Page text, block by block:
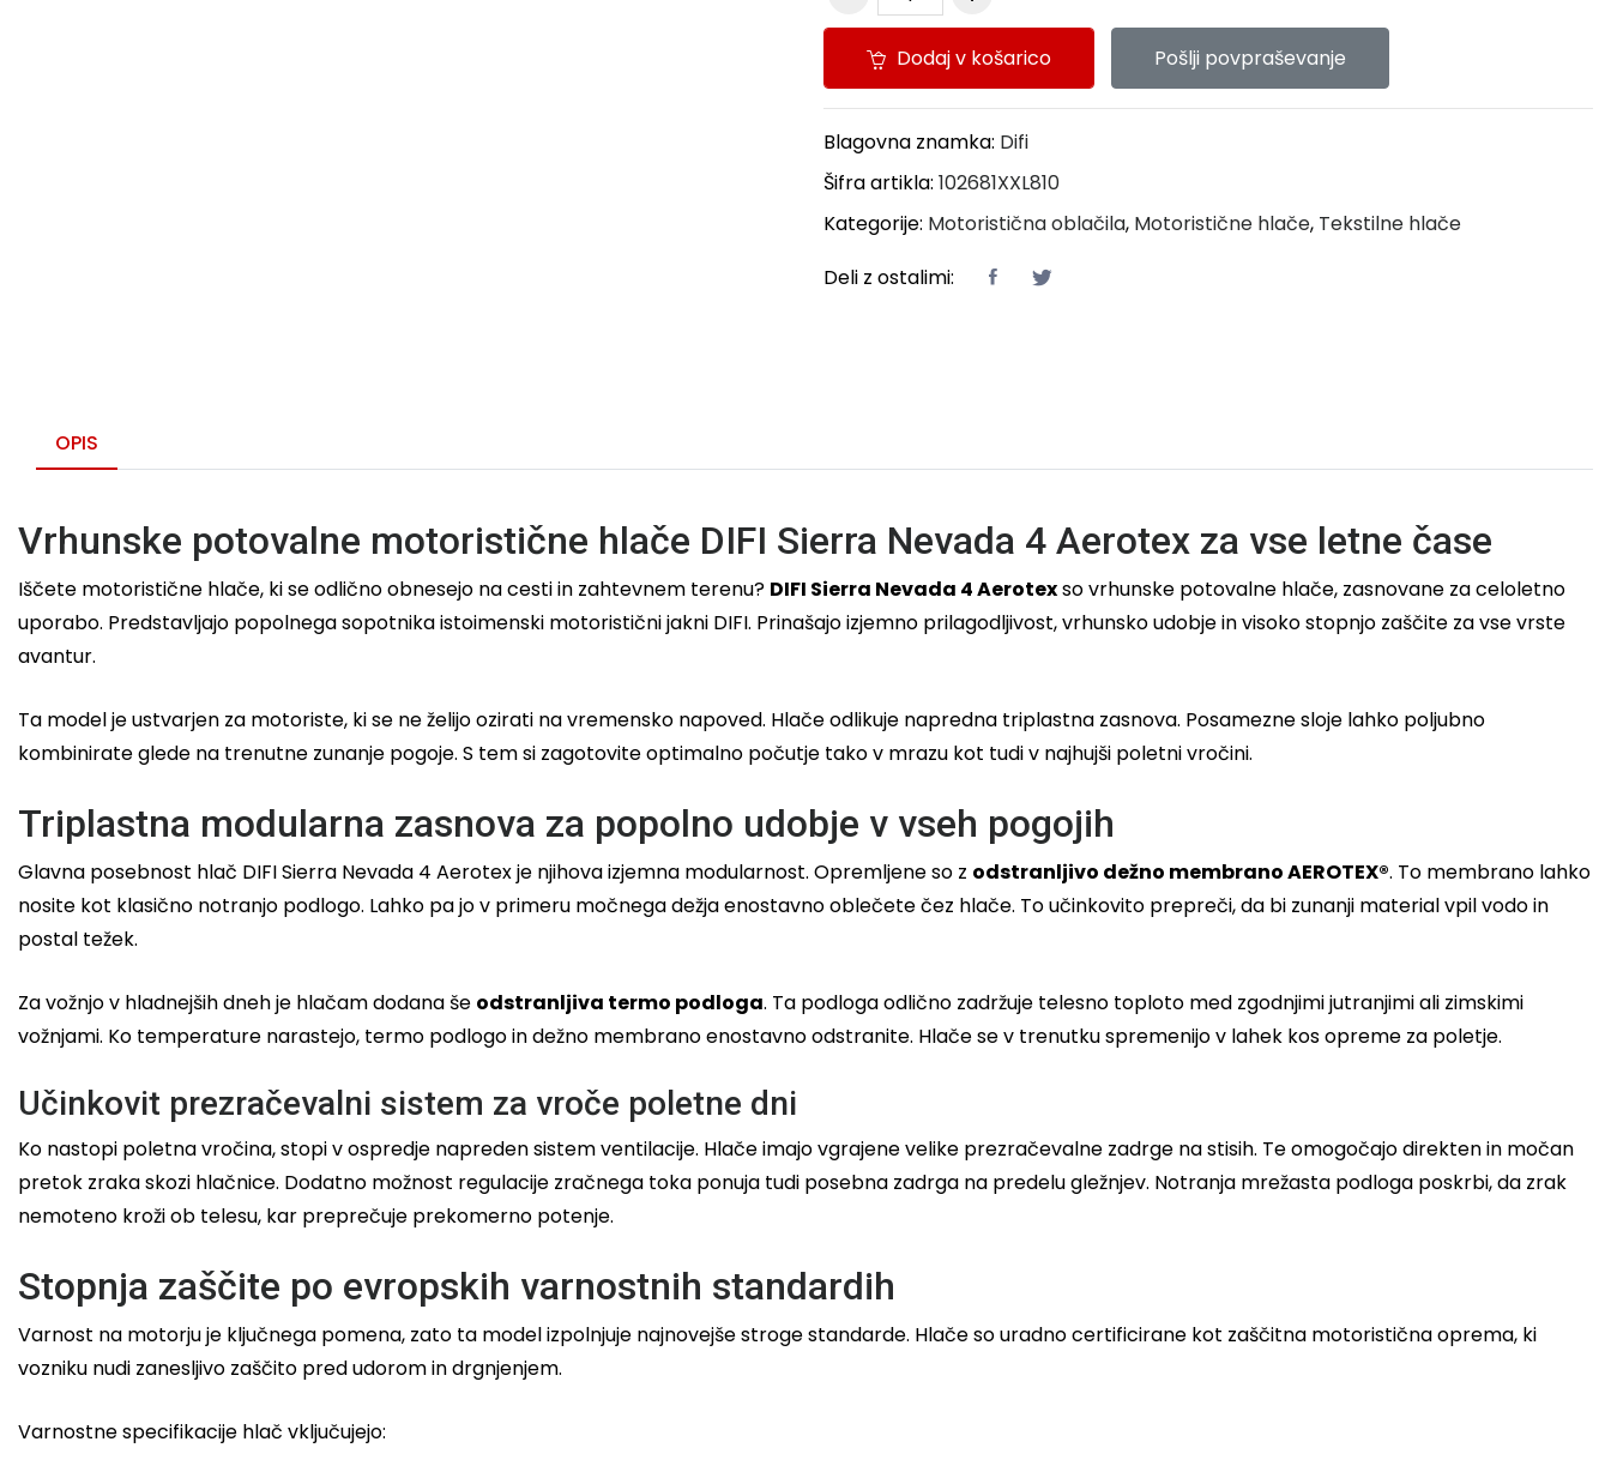
Dodaj v košarico Pošlji povpraševanje
Blagovna znamka: Difi
Šifra artikla: 102681XXL810
Kategorije: Motoristična oblačila, Motoristične hlače, Tekstilne hlače
Deli z ostalimi:
OPIS
Vrhunske potovalne motoristične hlače DIFI Sierra Nevada 4 Aerotex za vse letne čase
Iščete motoristične hlače, ki se odlično obnesejo na cesti in zahtevnem terenu? DIFI Sierra Nevada 4 Aerotexso vrhunske potovalne hlače, zasnovane za celoletno
uporabo. Predstavljajo popolnega sopotnika istoimenski motoristični jakni DIFI. Prinašajo izjemno prilagodljivost, vrhunsko udobje in visoko stopnjo zaščite za vse vrste
avantur.
Ta model je ustvarjen za motoriste, ki se ne želijo ozirati na vremensko napoved. Hlače odlikuje napredna triplastna zasnova. Posamezne sloje lahko poljubno
kombinirate glede na trenutne zunanje pogoje. S tem si zagotovite optimalno počutje tako v mrazu kot tudi v najhujši poletni vročini.
Triplastna modularna zasnova za popolno udobje v vseh pogojih
Glavna posebnost hlač DIFI Sierra Nevada 4 Aerotex je njihova izjemna modularnost. Opremljene so z odstranljivo dežno membrano AEROTEX®. To membrano lahko
nosite kot klasično notranjo podlogo. Lahko pa jo v primeru močnega dežja enostavno oblečete čez hlače. To učinkovito prepreči, da bi zunanji material vpil vodo in
postal težek.
Za vožnjo v hladnejših dneh je hlačam dodana še odstranljiva termo podloga. Ta podloga odlično zadržuje telesno toploto med zgodnjimi jutranjimi ali zimskimi
vožnjami. Ko temperature narastejo, termo podlogo in dežno membrano enostavno odstranite. Hlače se v trenutku spremenijo v lahek kos opreme za poletje.
Učinkovit prezračevalni sistem za vroče poletne dni
Ko nastopi poletna vročina, stopi v ospredje napreden sistem ventilacije. Hlače imajo vgrajene velike prezračevalne zadrge na stisih. Te omogočajo direkten in močan
pretok zraka skozi hlačnice. Dodatno možnost regulacije zračnega toka ponuja tudi posebna zadrga na predelu gležnjev. Notranja mrežasta podloga poskrbi, da zrak
nemoteno kroži ob telesu, kar preprečuje prekomerno potenje.
Stopnja zaščite po evropskih varnostnih standardih
Varnost na motorju je ključnega pomena, zato ta model izpolnjuje najnovejše stroge standarde. Hlače so uradno certificirane kot zaščitna motoristična oprema, ki
vozniku nudi zanesljivo zaščito pred udorom in drgnjenjem.
Varnostne specifikacije hlač vključujejo: